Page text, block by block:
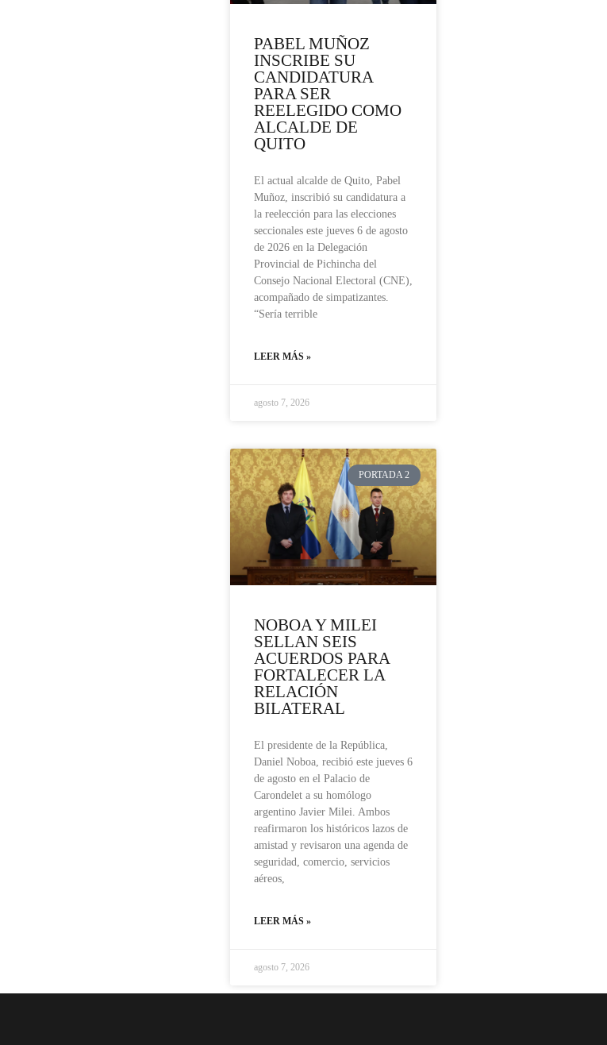
PABEL MUÑOZ
INSCRIBE SU
CANDIDATURA
PARA SER
REELEGIDO COMO
ALCALDE DE
QUITO
El actual alcalde de Quito, Pabel
Muñoz, inscribió su candidatura a
la reelección para las elecciones
seccionales este jueves 6 de agosto
de 2026 en la Delegación
Provincial de Pichincha del
Consejo Nacional Electoral (CNE),
acompañado de simpatizantes.
“Sería terrible
LEER MÁS »
agosto 7, 2026
PORTADA 2
NOBOA Y MILEI
SELLAN SEIS
ACUERDOS PARA
FORTALECER LA
RELACIÓN
BILATERAL
El presidente de la República,
Daniel Noboa, recibió este jueves 6
de agosto en el Palacio de
Carondelet a su homólogo
argentino Javier Milei. Ambos
reafirmaron los históricos lazos de
amistad y revisaron una agenda de
seguridad, comercio, servicios
aéreos,
LEER MÁS »
agosto 7, 2026